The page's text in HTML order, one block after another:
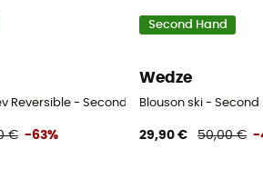
- SReversible - Second Hand Skijacke -
€ -63%
Second Hand
Wedze
Blouson ski -
29,90 € 50,00 € -